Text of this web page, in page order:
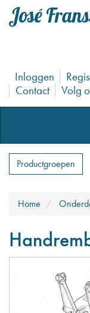
Inloggen
Contact
Volg
Productgroepen
Home